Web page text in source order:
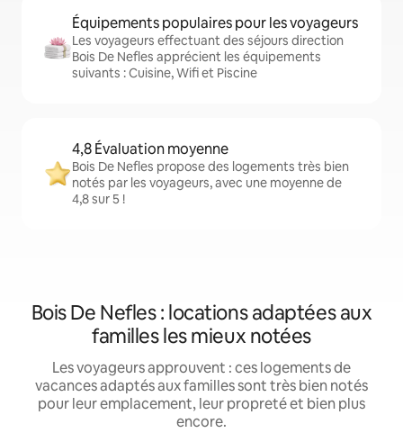
Équipements populaires pour les voyageurs
Les voyageurs effectuant des séjours direction
Bois De Nefles apprécient les équipements
suivants : Cuisine, Wifi et Piscine
4,8 Évaluation moyenne
Bois De Nefles propose des logements très bien
notés par les voyageurs, avec une moyenne de
4,8 sur 5 !
Bois De Nefles : locations adaptées aux
familles les mieux notées
Les voyageurs approuvent : ces logements de
vacances adaptés aux familles sont très bien notés
pour leur emplacement, leur propreté et bien plus
encore.